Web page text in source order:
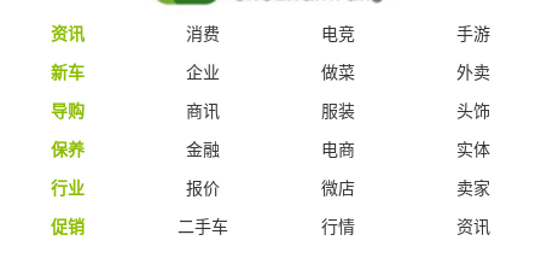
资讯 消费 电竞
手游
新车
企业 做菜
外卖
导购
商讯 服装
头饰
保养
金融 电商
实体
行业
报价 微店
卖家
促销
二手车 行情 资讯